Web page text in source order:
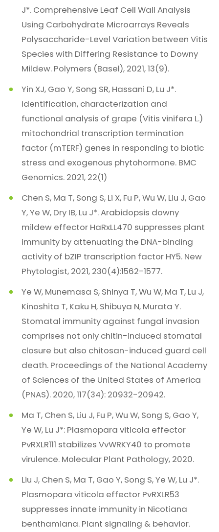
J*. Comprehensive Leaf Cell Wall Analysis
Using Carbohydrate Microarrays Reveals
Polysaccharide-Level Variation between Vitis
Species with Differing Resistance to Downy
Mildew. Polymers (Basel), 2021, 13(9).
Yin XJ, Gao Y, Song SR, Hassani D, Lu J*.
Identification, characterization and
functional analysis of grape (Vitis vinifera L.)
mitochondrial transcription termination
factor (mTERF) genes in responding to biotic
stress and exogenous phytohormone. BMC
Genomics. 2021, 22(1)
Chen S, Ma T, Song S, Li X, Fu P, Wu W, Liu J, Gao
Y, Ye W, Dry IB, Lu J*. Arabidopsis downy
mildew effector HaRxLL470 suppresses plant
immunity by attenuating the DNA-binding
activity of bZIP transcription factor HY5. New
Phytologist, 2021, 230(4):1562-1577.
Ye W, Munemasa S, Shinya T, Wu W, Ma T, Lu J,
Kinoshita T, Kaku H, Shibuya N, Murata Y.
Stomatal immunity against fungal invasion
comprises not only chitin-induced stomatal
closure but also chitosan-induced guard cell
death. Proceedings of the National Academy
of Sciences of the United States of America
(PNAS). 2020, 117(34): 20932-20942.
Ma T, Chen S, Liu J, Fu P, Wu W, Song S, Gao Y,
Ye W, Lu J*: Plasmopara viticola effector
PvRXLR111 stabilizes VvWRKY40 to promote
virulence. Molecular Plant Pathology, 2020.
Liu J, Chen S, Ma T, Gao Y, Song S, Ye W, Lu J*.
Plasmopara viticola effector PvRXLR53
suppresses innate immunity in Nicotiana
benthamiana. Plant signaling & behavior.